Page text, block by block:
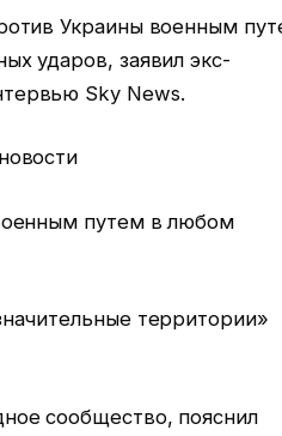
Украины военным
ударов, заявил экс-
Sky News.
путем в любом
территории»
сообщество, пояснил